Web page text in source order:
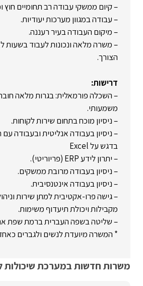
– קיום ממשקי עבודה רב תחומיים חוץ
– עבודה במגוון מערכות יעודיות.
– מיקום העבודה בעיר רעננה.
– משרה מלאה ונכונות לעבוד בשעות
הצורך.
דרישות:
– השכלה פורמאלית: בגרות מלאה
משמעותי.
– ניסיון מוכח בתחום שירות לקוחות.
בדגש על Excel
– יתרון לידע ERP (פריוריטי).
– ניסיון בעבודה מרובת ממשקים.
– ניסיון בעבודה אינטנסיבית.
– גישה פרו-אקטיבית למתן שירות
מקבילות ויכולת תיעדוף משימות.
– שליטה בשפה העברית ברמת שפת
* המשרה מיועדת לנשים ולגברים
משרות חדשות במערכת שיכולות